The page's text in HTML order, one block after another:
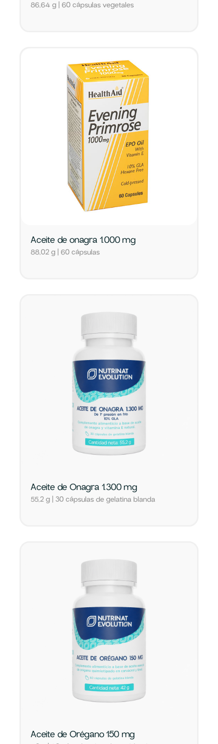
86,64 g | 60 cápsulas vegetales
Aceite de onagra 1.000 mg
88,02 g | 60 cápsulas
Aceite de Onagra 1.300 mg
55,2 g | 30 cápsulas de gelatina blanda
Aceite de Orégano 150 mg